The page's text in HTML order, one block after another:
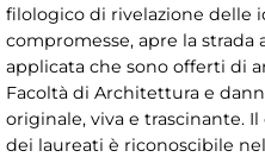
filologico di rivelazione delle
compromesse, apre la
applicata che sono offerti di
Facoltà di Architettura e
originale, viva e trascinante.
dei laureati è riconoscibile